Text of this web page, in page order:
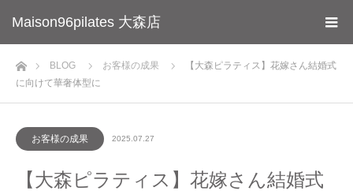
Maison96pilates 大森店
ホームBLOG お客様の成果
【大森ピラティス】花嫁さん結婚式
に向けて華奢体型に
お客様の成果 2025.07.27
【大森ピラティス】花嫁さん結婚式